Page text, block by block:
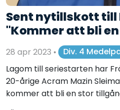
Sent nytillskott till
"Kommer att bli
28 apr 2023 •
Div. 4
Lagom till seriestarten har
20-årige Acram Mazin
kommer att bli en stor